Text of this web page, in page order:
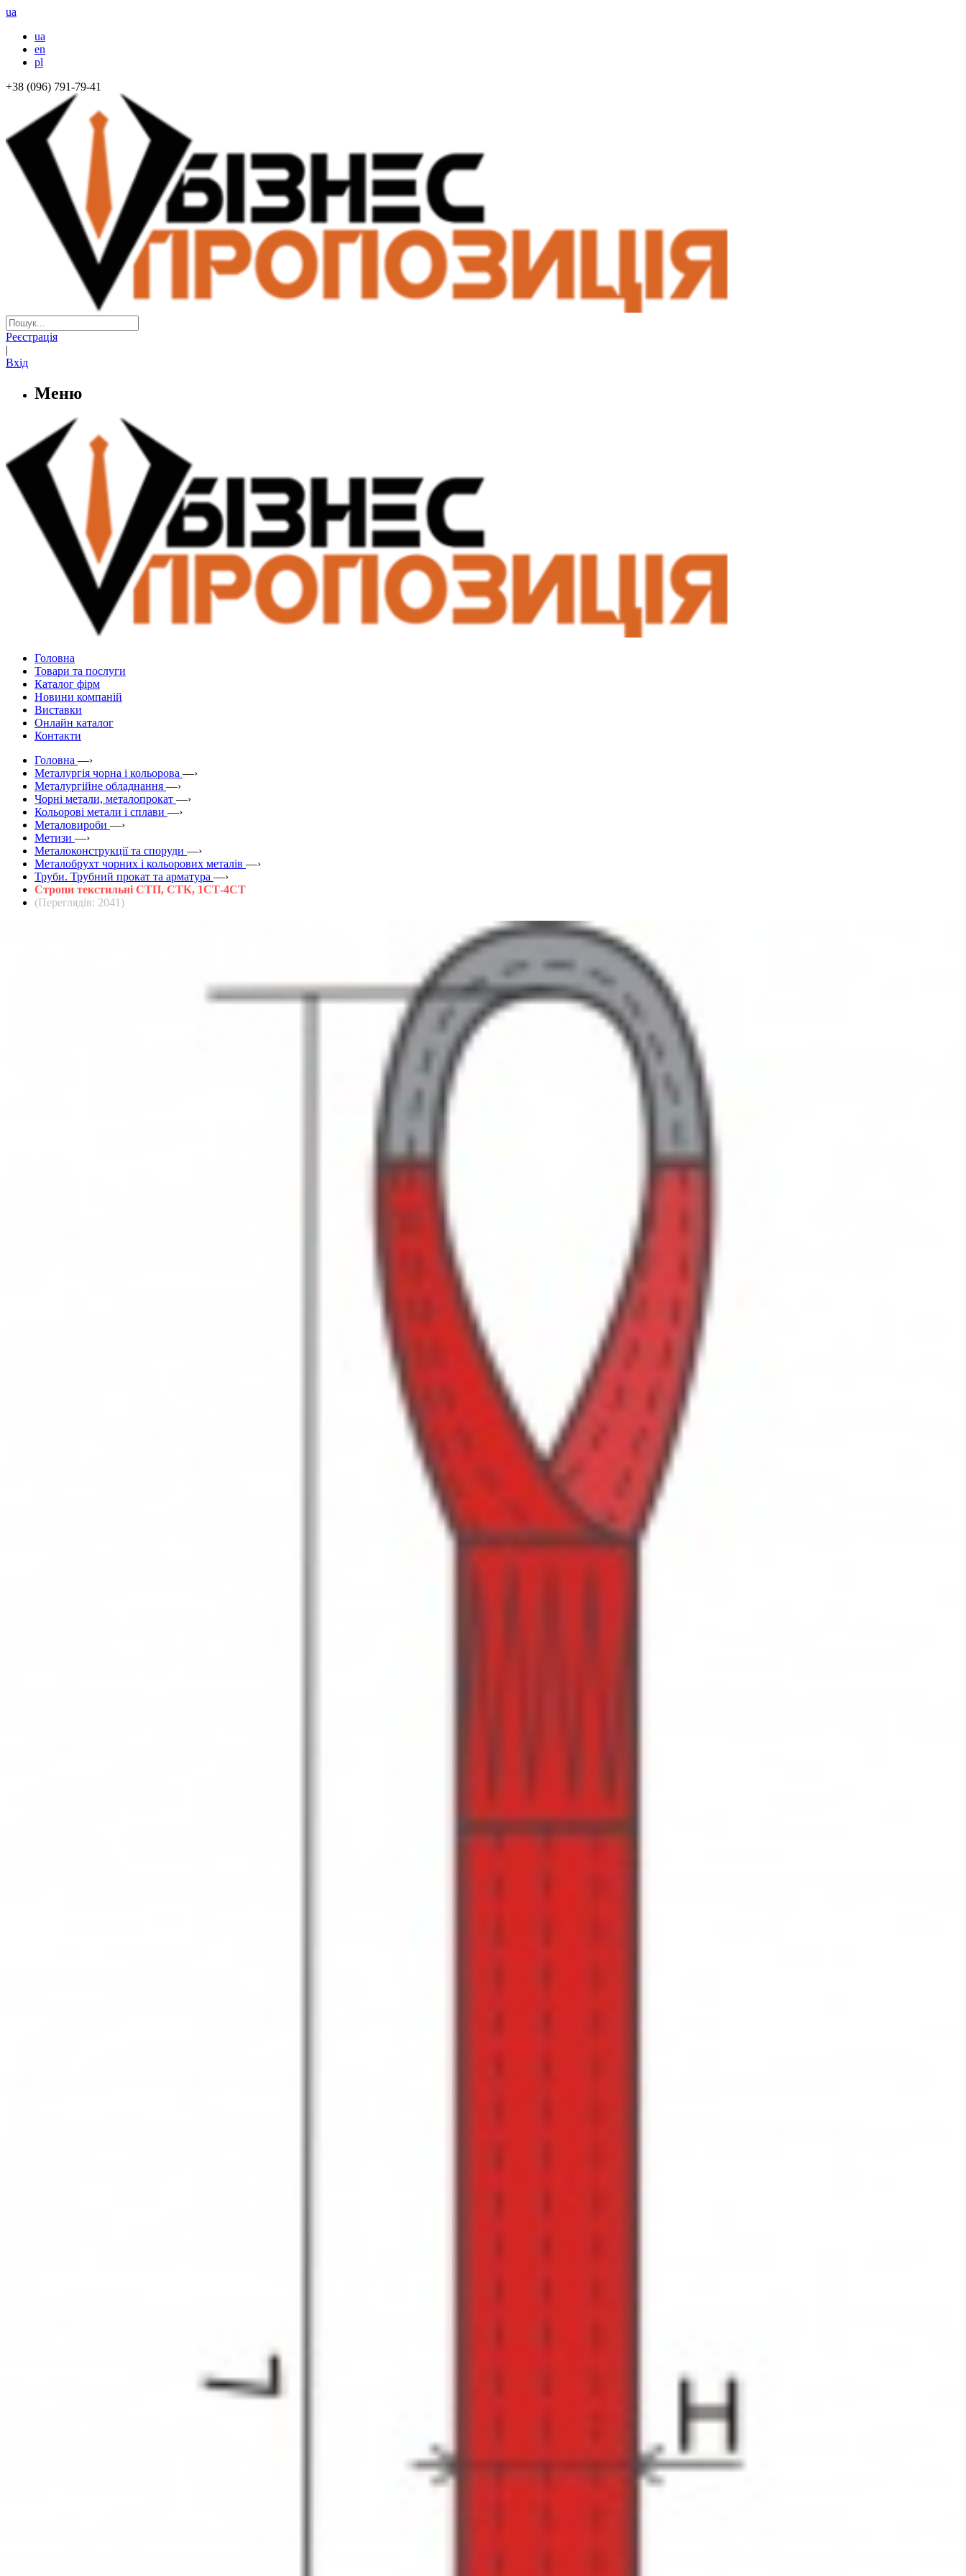
ua
ua
en
pl
+38 (096) 791-79-41
Реєстрація
|
Вхід
Меню
Головна
Товари та послуги
Каталог фірм
Новини компаній
Виставки
Онлайн каталог
Контакти
Головна —›
Металургія чорна і кольорова —›
Металургійне обладнання —›
Чорні метали, металопрокат —›
Кольорові метали і сплави —›
Металовироби —›
Метизи —›
Металоконструкції та споруди —›
Металобрухт чорних і кольорових металів —›
Труби. Трубний прокат та арматура —›
Стропи текстильні СТП, СТК, 1СТ-4СТ
(Переглядів: 2041)